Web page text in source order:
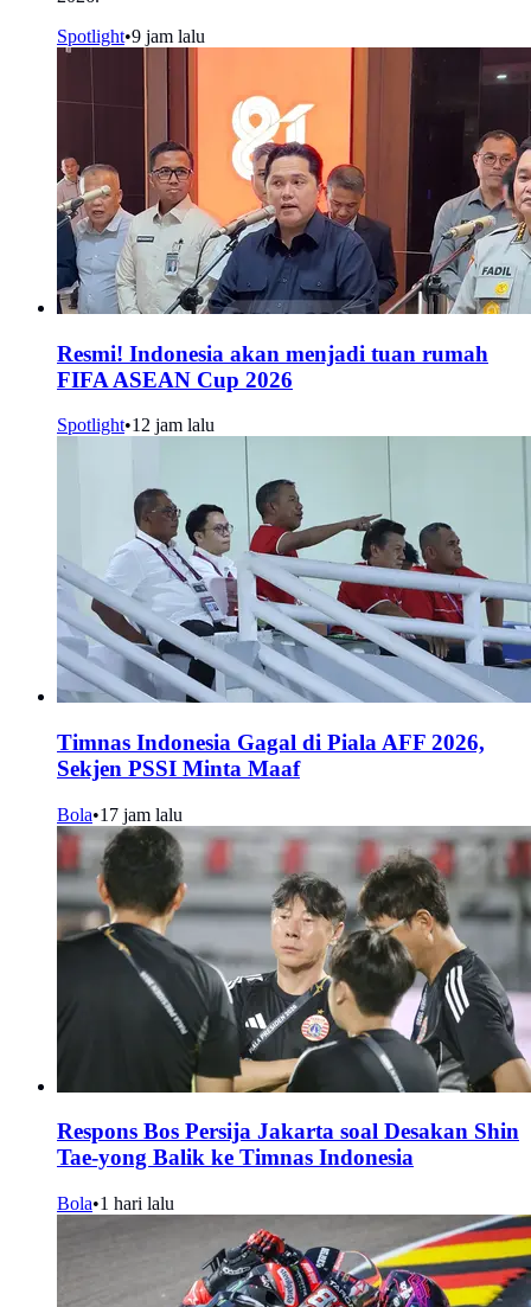
Spotlight•9 jam lalu
Resmi! Indonesia akan menjadi tuan rumah
FIFA ASEAN Cup 2026
Spotlight•12 jam lalu
Timnas Indonesia Gagal di Piala AFF 2026,
Sekjen PSSI Minta Maaf
Bola•17 jam lalu
Respons Bos Persija Jakarta soal Desakan Shin
Tae-yong Balik ke Timnas Indonesia
Bola•1 hari lalu